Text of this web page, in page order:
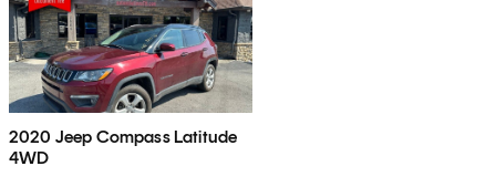
2020 Jeep Compass Latitude
4WD